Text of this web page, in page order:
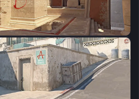
Lbdnt-vMzio-wbBpF
Скопировать